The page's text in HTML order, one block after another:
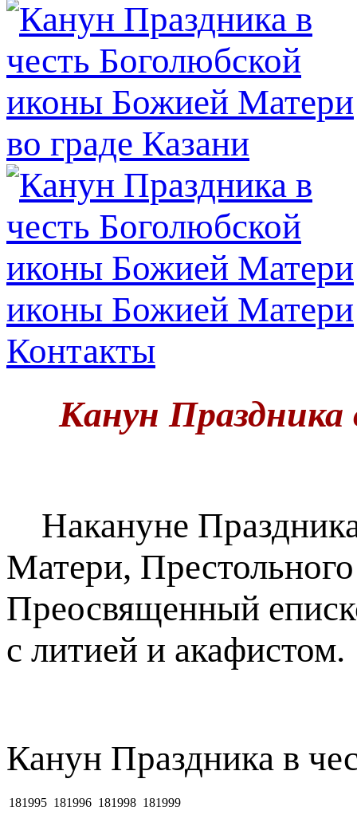
во граде Казани
иконы Божией Матери
Контакты
Канун
Накануне
Матери,
Преосвященный
с литией и акафистом.
Канун Праздника в
181995 181996 181998 181999